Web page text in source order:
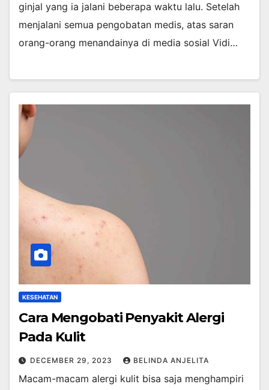
ginjal yang ia jalani beberapa waktu lalu. Setelah
menjalani semua pengobatan medis, atas saran
orang-orang menandainya di media sosial Vidi…
KESEHATAN
Cara Mengobati Penyakit Alergi
Pada Kulit
DECEMBER 29, 2023 BELINDA ANJELITA
Macam-macam alergi kulit bisa saja menghampiri